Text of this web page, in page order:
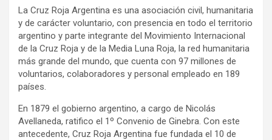
La Cruz Roja Argentina es una asociación civil, humanitaria
y de carácter voluntario, con presencia en todo el territorio
argentino y parte integrante del Movimiento Internacional
de la Cruz Roja y de la Media Luna Roja, la red humanitaria
más grande del mundo, que cuenta con 97 millones de
voluntarios, colaboradores y personal empleado en 189
países.
En 1879 el gobierno argentino, a cargo de Nicolás
Avellaneda, ratifico el 1º Convenio de Ginebra. Con este
antecedente, Cruz Roja Argentina fue fundada el 10 de